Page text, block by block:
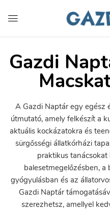
Gazdi
A Gazdi Naptár egy egész
útmutató, amely felkészít a
aktuális kockázatokra és
sürgősségi állatkórházi
praktikus
balesetmegelőzésben, a
gyógyulásban és az
Gazdi Naptár
szerezhetsz, amellyel